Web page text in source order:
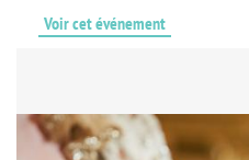
Voir cet événement